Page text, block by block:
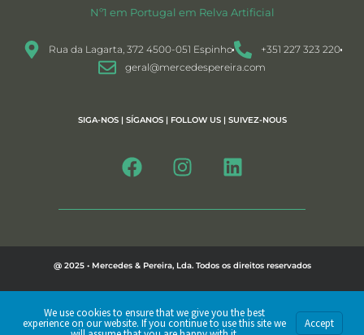
Nº1 em Portugal em Relva Artificial
Rua da Lagarta, 372 4500-051 Espinho
+351 227 323 220
geral@mercedespereira.com
SIGA-NOS | SÍGANOS | FOLLOW US | SUIVEZ-NOUS
@ 2025 • Mercedes & Pereira, Lda. Todos os direitos reservados
By PMD - Creative Design Studio
We use cookies to ensure that we give you the best
experience on our website. If you continue to use this site we Accept